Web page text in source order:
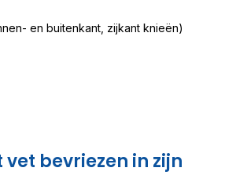
en buitenkant, zijkant knieën)
bevriezen in zijn